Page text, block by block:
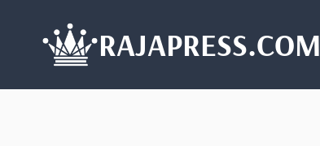
RAJAPRESS.COM